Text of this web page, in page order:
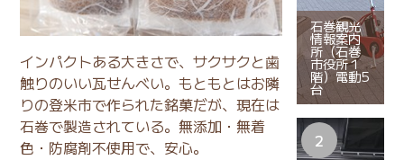
インパクトある大きさで、サクサクと歯
触りのいい瓦せんべい。もともとはお隣
りの登米市で作られた銘菓だが、現在は
石巻で製造されている。無添加・無着
色・防腐剤不使用で、安心。
石巻観光
情報案内
所（石巻
市役所１
階）電動5
台